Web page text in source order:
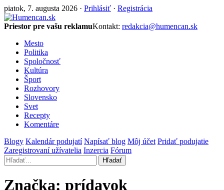
piatok, 7. augusta 2026 · Prihlásiť · Registrácia
Priestor pre vašu reklamuKontakt: redakcia@humencan.sk
Mesto
Politika
Spoločnosť
Kultúra
Šport
Rozhovory
Slovensko
Svet
Recepty
Komentáre
Blogy Kalendár podujatí Napísať blog Môj účet Pridať podujatie
Zaregistrovaní užívatelia Inzercia Fórum
Hľadať
Značka: prídavok